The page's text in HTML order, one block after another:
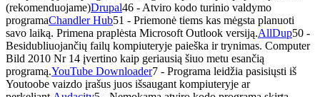
(rekomenduojame)Drupal46 - Atviro kodo turinio valdymo
programaChandler Hub51 - Priemonė tiems kas mėgsta planuoti
savo laiką. Primena praplėsta Microsoft Outlook versiją.AllDup50 -
Besidubliuojančių failų kompiuteryje paieška ir trynimas. Computer
Bild 2010 Nr 14 įvertino kaip geriausią šiuo metu esančią
programą.YouTube Downloader7 - Programa leidžia pasisiųsti iš
Youtoobe vaizdo įrašus juos išsaugant kompiuteryje ar